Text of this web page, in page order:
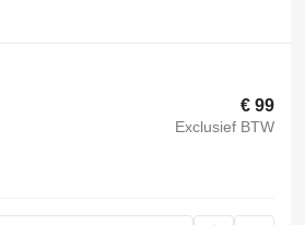
€ 99
Exclusief BTW